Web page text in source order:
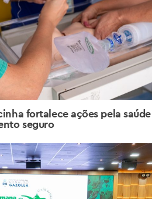
fortalece ações pela saúde
seguro